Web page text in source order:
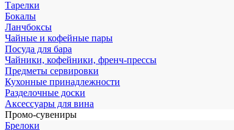
Тарелки
Бокалы
Ланчбоксы
Чайные и кофейные пары
Посуда для бара
Чайники, кофейники, френч-прессы
Предметы сервировки
Кухонные принадлежности
Разделочные доски
Аксессуары для вина
Промо-сувениры
Брелоки